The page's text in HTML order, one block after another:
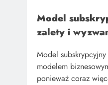
Model
zalety i
Model
modelem
ponieważ coraz